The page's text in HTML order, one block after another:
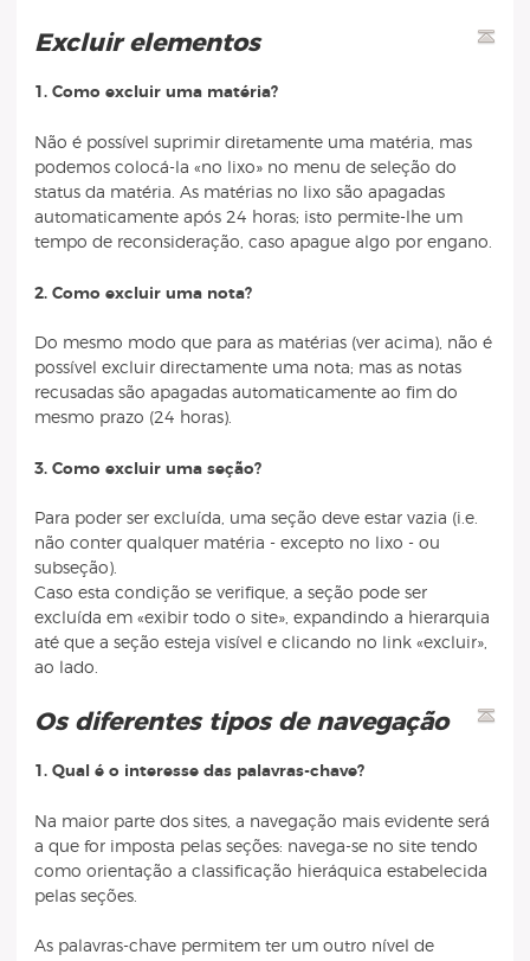
Excluir elementos
1. Como excluir uma matéria?
Não é possível suprimir diretamente uma matéria, mas
podemos colocá-la «no lixo» no menu de seleção do
status da matéria. As matérias no lixo são apagadas
automaticamente após 24 horas; isto permite-lhe um
tempo de reconsideração, caso apague algo por engano.
2. Como excluir uma nota?
Do mesmo modo que para as matérias (ver acima), não é
possível excluir directamente uma nota; mas as notas
recusadas são apagadas automaticamente ao fim do
mesmo prazo (24 horas).
3. Como excluir uma seção?
Para poder ser excluída, uma seção deve estar vazia (i.e.
não conter qualquer matéria - excepto no lixo - ou
subseção).
Caso esta condição se verifique, a seção pode ser
excluída em «exibir todo o site», expandindo a hierarquia
até que a seção esteja visível e clicando no link «excluir»,
ao lado.
Os diferentes tipos de navegação
1. Qual é o interesse das palavras-chave?
Na maior parte dos sites, a navegação mais evidente será
a que for imposta pelas seções: navega-se no site tendo
como orientação a classificação hieráquica estabelecida
pelas seções.
As palavras-chave permitem ter um outro nível de